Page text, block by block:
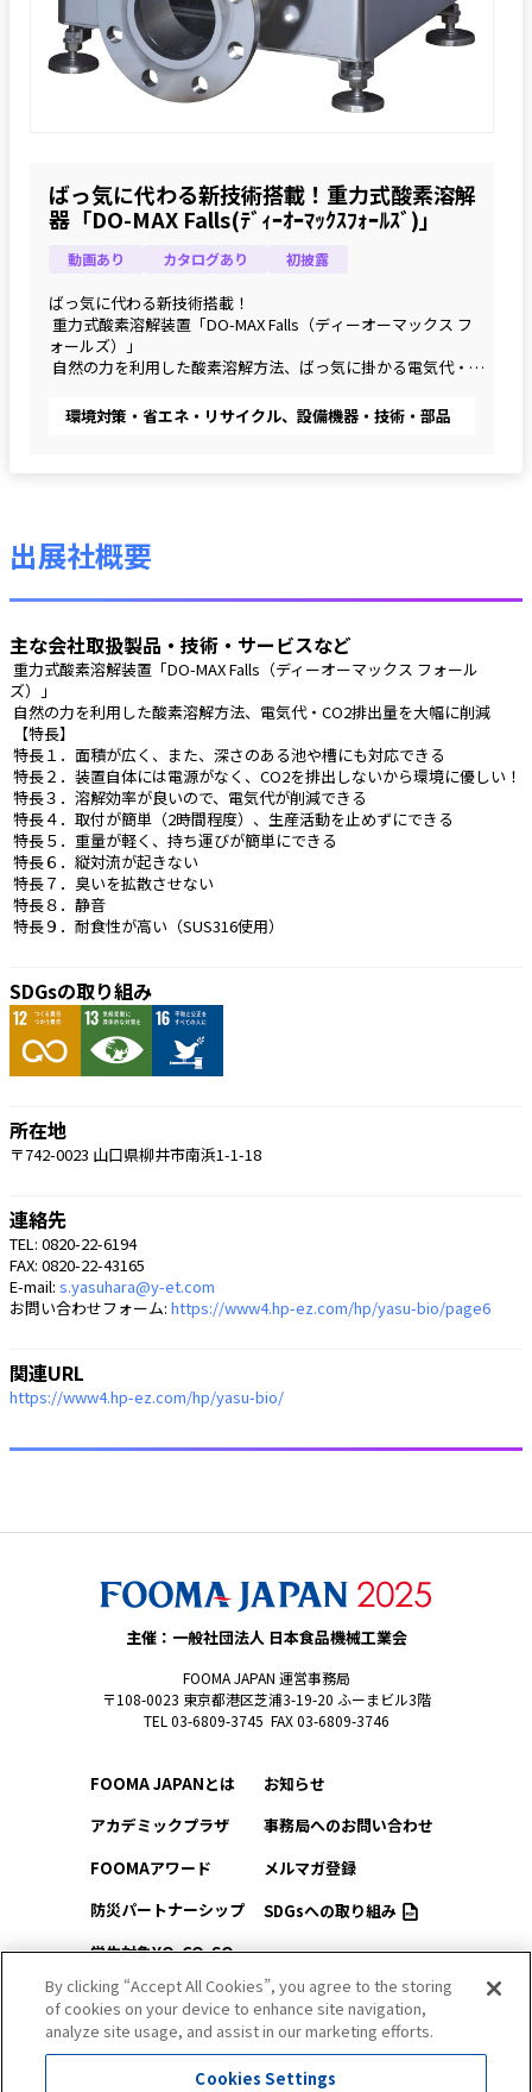
ばっ気に代わる新技術搭載！重力式酸素溶解
器「DO-MAX Falls(ﾃﾞｨｰｵｰﾏｯｸｽﾌｫｰﾙｽﾞ)」
動画あり カタログあり 初披露
ばっ気に代わる新技術搭載！
重力式酸素溶解装置「DO-MAX Falls（ディーオーマックス フ
ォールズ）」
自然の力を利用した酸素溶解方法、ばっ気に掛かる電気代‧C
環境対策・省エネ・リサイクル、設備機器・技術・部品
出展社概要
主な会社取扱製品・技術・サービスなど
ズ）」
自然の力を利用した酸素溶解方法、電気代‧CO2排出量を大幅に削減
【特長】
特長１．面積が広く、また、深さのある池や槽にも対応できる
特長２．装置自体には電源がなく、CO2を排出しないから環境に優しい！
特長３．溶解効率が良いので、電気代が削減できる
特長４．取付が簡単（2時間程度）、生産活動を止めずにできる
特長５．重量が軽く、持ち運びが簡単にできる
特長６．縦対流が起きない
特長７．臭いを拡散させない
特長８．静音
特長９．耐食性が高い（SUS316使用）
SDGsの取り組み
所在地
〒742-0023 山口県柳井市南浜1-1-18
連絡先
TEL: 0820-22-6194
FAX: 0820-22-43165
E-mail: s.yasuhara@y-et.com
お問い合わせフォーム: https://www4.hp-ez.com/hp/yasu-bio/page6
関連URL
https://www4.hp-ez.com/hp/yasu-bio/
主催：一般社団法人 日本食品機械工業会
FOOMA JAPAN 運営事務局
〒108-0023 東京都港区芝浦3-19-20 ふーまビル3階
TEL 03-6809-3745 FAX 03-6809-3746
FOOMA JAPANとは
アカデミックプラザ
FOOMAアワード
防災パートナーシップ
学生対象YO-CO-SO
（ようこそ）FOOMA
会場アクセス
会場マップ
お知らせ
事務局へのお問い合わせ
メルマガ登録
SDGsへの取り組み
プライバシーポリシー
サイトマップ
By clicking “Accept All Cookies”, you agree to the storing
of cookies on your device to enhance site navigation,
analyze site usage, and assist in our marketing efforts.
Cookies Settings